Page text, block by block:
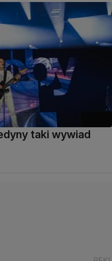
taki wywiad